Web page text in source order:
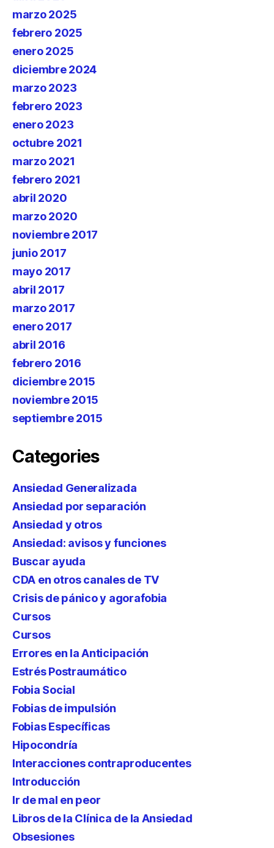
marzo 2025
febrero 2025
enero 2025
diciembre 2024
marzo 2023
febrero 2023
enero 2023
octubre 2021
marzo 2021
febrero 2021
abril 2020
marzo 2020
noviembre 2017
junio 2017
mayo 2017
abril 2017
marzo 2017
enero 2017
abril 2016
febrero 2016
diciembre 2015
noviembre 2015
septiembre 2015
Categories
Ansiedad Generalizada
Ansiedad por separación
Ansiedad y otros
Ansiedad: avisos y funciones
Buscar ayuda
CDA en otros canales de TV
Crisis de pánico y agorafobia
Cursos
Cursos
Errores en la Anticipación
Estrés Postraumático
Fobia Social
Fobias de impulsión
Fobias Específicas
Hipocondría
Interacciones contraproducentes
Introducción
Ir de mal en peor
Libros de la Clínica de la Ansiedad
Obsesiones